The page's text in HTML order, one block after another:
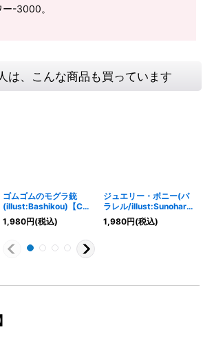
-3000。
は、こんな商品も買っています
ゴムゴムのモグラ銃
(illust:Bashikou)【C】
{ST21-017}
1,980円(税込)
ジュエリー・ボニー(パ
ラレル/illust:Sunohara)
【R/P】{EB04-002}
1,980円(税込)